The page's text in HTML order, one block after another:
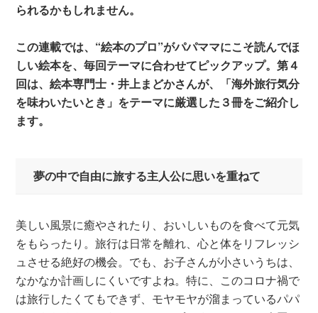
られるかもしれません。
この連載では、“絵本のプロ”がパパママにこそ読んでほ
しい絵本を、毎回テーマに合わせてピックアップ。第４
回は、絵本専門士・井上まどかさんが、「海外旅行気分
を味わいたいとき」をテーマに厳選した３冊をご紹介し
ます。
夢の中で自由に旅する主人公に思いを重ねて
美しい風景に癒やされたり、おいしいものを食べて元気
をもらったり。旅行は日常を離れ、心と体をリフレッシ
ュさせる絶好の機会。でも、お子さんが小さいうちは、
なかなか計画しにくいですよね。特に、このコロナ禍で
は旅行したくてもできず、モヤモヤが溜まっているパパ